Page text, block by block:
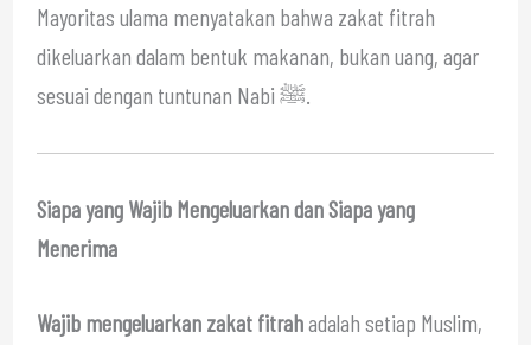
Mayoritas ulama menyatakan bahwa zakat fitrah
dikeluarkan dalam bentuk makanan, bukan uang, agar
sesuai dengan tuntunan Nabi ﷺ.
Siapa yang Wajib Mengeluarkan dan Siapa yang
Menerima
Wajib mengeluarkan zakat fitrahadalah setiap Muslim,